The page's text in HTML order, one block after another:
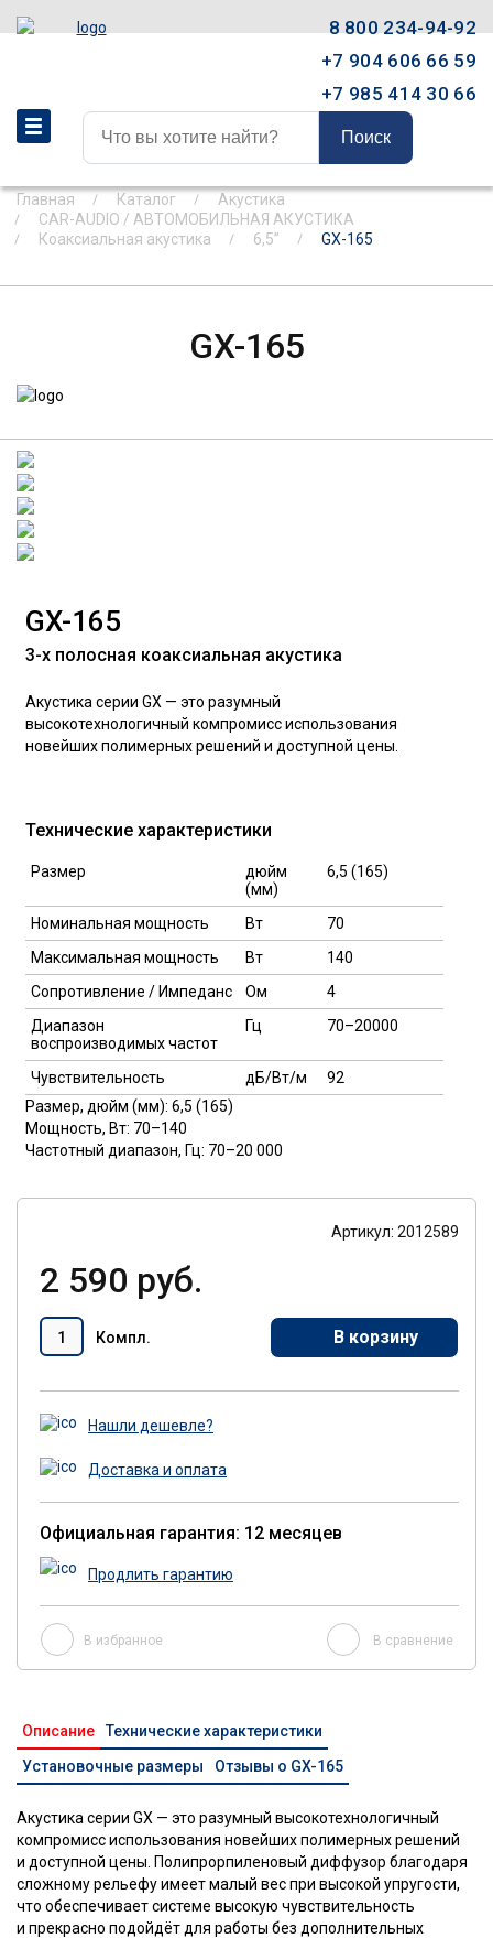
8 800 234-94-92
+7 904 606 66 59
+7 985 414 30 66
Поиск
Главная Каталог
Акустика
CAR-AUDIO / АВТОМОБИЛЬНАЯ АКУСТИКА
Коаксиальная акустика
6,5” GX-165
GX-165
GX-165
3-x полосная коаксиальная акустика
Акустика серии GX — это разумный
высокотехнологичный компромисс использования
новейших полимерных решений и доступной цены.
Технические характеристики
Размер
дюйм
(мм)
6,5 (165)
Номинальная мощность Вт
70
Максимальная мощность
Вт
140
Сопротивление / Импеданс
Ом
4
Диапазон
воспроизводимых частот
Гц 70–20000
Чувствительность дБ/Вт/м
92
Размер, дюйм (мм): 6,5 (165)
Мощность, Вт: 70–140
Частотный диапазон, Гц: 70–20 000
Артикул: 2012589
2 590 руб.
Компл. В корзину
Нашли дешевле?
Доставка и оплата
Официальная гарантия: 12 месяцев
Продлить гарантию
В избранное В сравнение
Описание
Технические характеристики
Установочные размеры
Отзывы о GX-165
Акустика серии GX — это разумный высокотехнологичный
компромисс использования новейших полимерных решений
и доступной цены. Полипрорпиленовый диффузор благодаря
сложному рельефу имеет малый вес при высокой упругости,
что обеспечивает системе высокую чувствительность
и прекрасно подойдёт для работы без дополнительных